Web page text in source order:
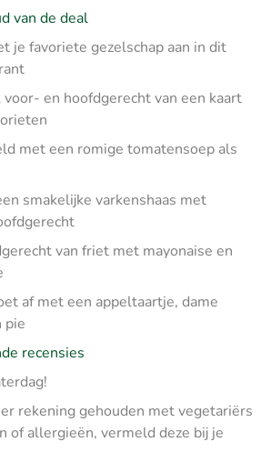
van de deal
je favoriete gezelschap aan in dit
en hoofdgerecht van een kaart
met een romige tomatensoep als
smakelijke varkenshaas met
van friet met mayonaise en
af met een appeltaartje, dame
pie
recensies
rekening gehouden met vegetariërs
of allergieën, vermeld deze bij je